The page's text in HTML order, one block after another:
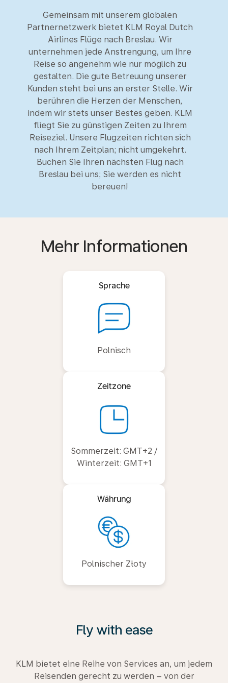
Gemeinsam mit unserem globalen
Partnernetzwerk bietet KLM Royal Dutch
Airlines Flüge nach Breslau. Wir
unternehmen jede Anstrengung, um Ihre
Reise so angenehm wie nur möglich zu
gestalten. Die gute Betreuung unserer
Kunden steht bei uns an erster Stelle. Wir
berühren die Herzen der Menschen,
indem wir stets unser Bestes geben. KLM
fliegt Sie zu günstigen Zeiten zu Ihrem
Reiseziel. Unsere Flugzeiten richten sich
nach Ihrem Zeitplan; nicht umgekehrt.
Buchen Sie Ihren nächsten Flug nach
Breslau bei uns; Sie werden es nicht
bereuen!
Mehr Informationen
Sprache
Polnisch
Zeitzone
Sommerzeit: GMT+2 /
Winterzeit: GMT+1
Währung
Polnischer Złoty
Fly with ease
KLM bietet eine Reihe von Services an, um jedem
Reisenden gerecht zu werden – von der